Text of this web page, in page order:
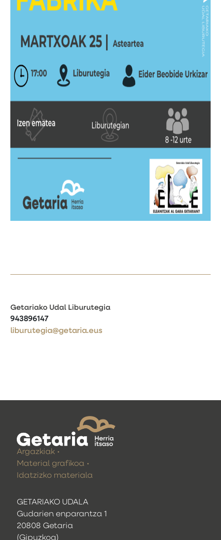
Getariako Udal Liburutegia
943896147
liburutegia@getaria.eus
GETARIAKO UDALA
Gudarien enparantza 1
20808 Getaria
(Gipuzkoa)
Argazkiak
Material grafikoa
Idatzizko materiala